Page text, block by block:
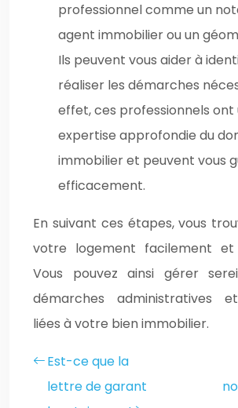
professionnel comme un
agent immobilier ou un
Ils peuvent vous aider à
réaliser les démarches
effet, ces professionnels ont
expertise approfondie du
immobilier et peuvent vous
efficacement.
En suivant ces étapes, vous
votre logement facilement et
Vous pouvez ainsi gérer
démarches administratives
liées à votre bien immobilier.
Est-ce que la
lettre de garant